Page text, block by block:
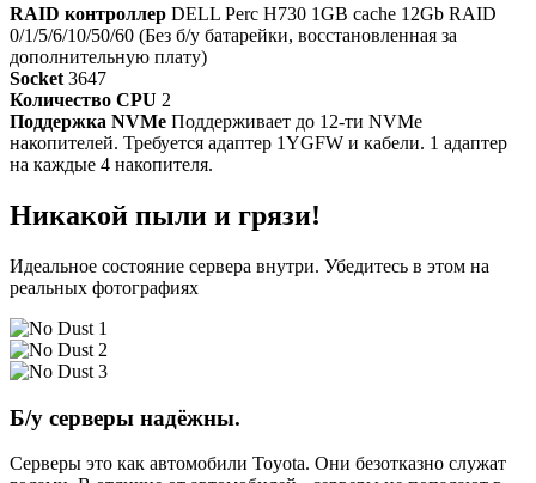
RAID контроллер DELL Perc H730 1GB cache 12Gb RAID
0/1/5/6/10/50/60 (Без б/у батарейки, восстановленная за
дополнительную плату)
Socket 3647
Количество CPU 2
Поддержка NVMe Поддерживает до 12-ти NVMe
накопителей. Требуется адаптер 1YGFW и кабели. 1 адаптер
на каждые 4 накопителя.
Никакой пыли и грязи!
Идеальное состояние сервера внутри. Убедитесь в этом на
реальных фотографиях
Б/у серверы надёжны.
Серверы это как автомобили Toyota. Они безотказно служат